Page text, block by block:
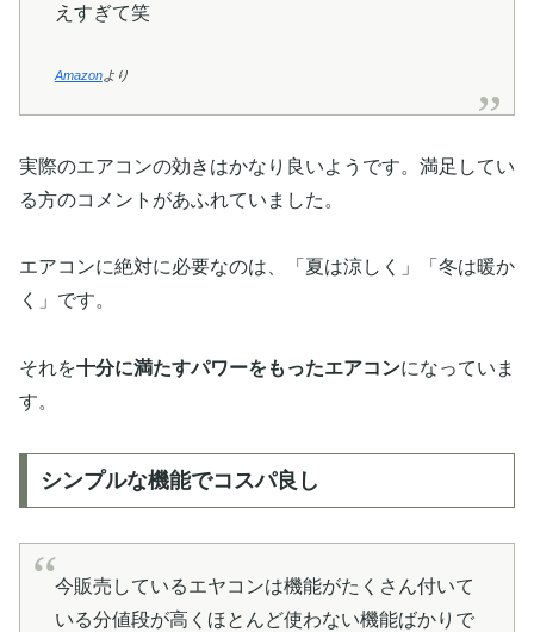
えすぎて笑
Amazonより
実際のエアコンの効きはかなり良いようです。満足してい
る方のコメントがあふれていました。
エアコンに絶対に必要なのは、「夏は涼しく」「冬は暖か
く」です。
それを十分に満たすパワーをもったエアコンになっていま
す。
シンプルな機能でコスパ良し
今販売しているエヤコンは機能がたくさん付いて
いる分値段が高くほとんど使わない機能ばかりで